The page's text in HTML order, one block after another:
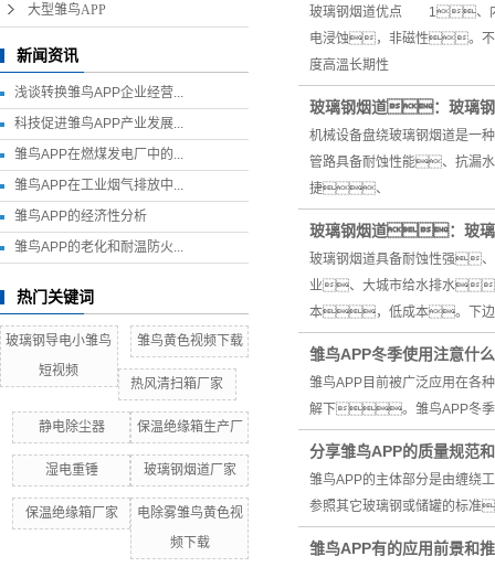
大型雏鸟APP
新闻资讯
浅谈转换雏鸟APP企业经营...
科技促进雏鸟APP产业发展...
雏鸟APP在燃煤发电厂中的...
雏鸟APP在工业烟气排放中...
雏鸟APP的经济性分析
雏鸟APP的老化和耐温防火...
热门关键词
玻璃钢导电小雏鸟
短视频
雏鸟黄色视频下载
热风清扫箱厂家
静电除尘器 保温绝缘箱生产厂
湿电重锤 玻璃钢烟道厂家
保温绝缘箱厂家
电除雾雏鸟黄色视
频下载
玻璃钢烟道优点 1、
电浸蚀，非磁性。
度高溫长期性
玻璃钢烟道：玻璃钢
机械设备盘绕玻璃钢烟道是
管路具备耐蚀性能、抗
捷、
玻璃钢烟道：玻璃
玻璃钢烟道具备耐蚀性强
业、大城市给水排水
本，低成本。下边
雏鸟APP冬季使用注意什么
雏鸟APP目前被广泛应用在
解下。雏鸟APP冬季
分享雏鸟APP的质量规
雏鸟APP的主体部分是由缠
参照其它玻璃钢或储罐的标
雏鸟APP有的应用前景和